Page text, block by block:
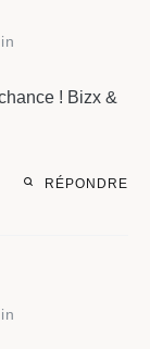
! Bizx &
RÉPONDRE